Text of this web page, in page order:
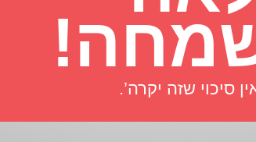
סיכוי שזה יקרה’.